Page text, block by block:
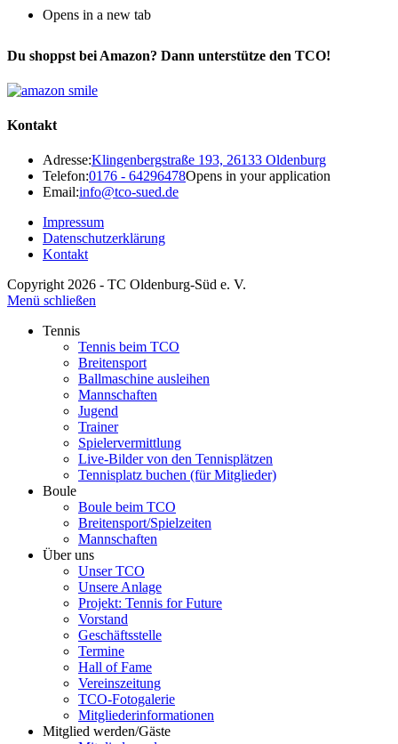
Opens in a new tab
Du shoppst bei Amazon? Dann unterstütze den TCO!
Kontakt
Adresse:Klingenbergstraße 193, 26133 Oldenburg
Telefon:0176 - 64296478Opens in your application
Email:info@tco-sued.de
Impressum
Datenschutzerklärung
Kontakt
Copyright 2026 - TC Oldenburg-Süd e. V.
Menü schließen
Tennis
Tennis beim TCO
Breitensport
Ballmaschine ausleihen
Mannschaften
Jugend
Trainer
Spielervermittlung
Live-Bilder von den Tennisplätzen
Tennisplatz buchen (für Mitglieder)
Boule
Boule beim TCO
Breitensport/Spielzeiten
Mannschaften
Über uns
Unser TCO
Unsere Anlage
Projekt: Tennis for Future
Vorstand
Geschäftsstelle
Termine
Hall of Fame
Vereinszeitung
TCO-Fotogalerie
Mitgliederinformationen
Mitglied werden/Gäste